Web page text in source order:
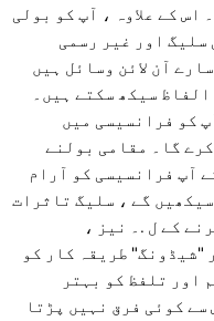
اس کے علاوہ ، آپ کو بولی
سلیگ اور غیر رسمی
آن لائن وسائل ہیں
سیکھ سکتے ہیں۔
کو فرانسیسی میں
گا۔ مقامی بولنے
آپ فرانسیسی کو آرام
گے ، سلیگ تاثرات
کے ل .۔ نیز ،
"شیڈونگ" طریقہ کار کو
اور تلفظ کو بہتر
ملے گی۔ 400 ؛ "> اس سے کوئی فرق نہیں پڑتا